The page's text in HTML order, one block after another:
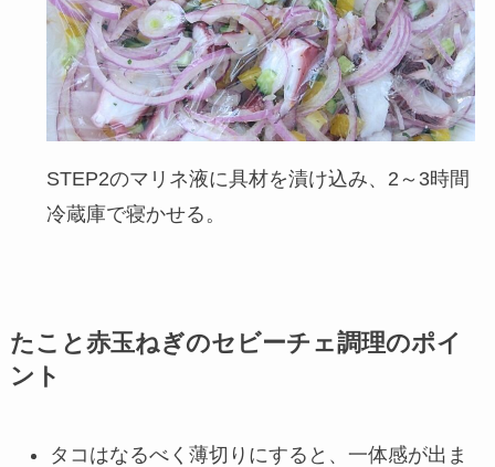
STEP2のマリネ液に具材を漬け込み、2～3時間
冷蔵庫で寝かせる。
たこと赤玉ねぎのセビーチェ調理のポイ
ント
タコはなるべく薄切りにすると、一体感が出ま